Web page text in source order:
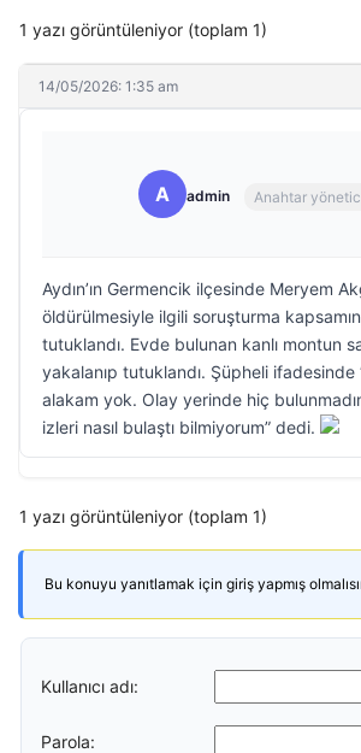
1 yazı görüntüleniyor (toplam 1)
14/05/2026: 1:35 am
A admin Anahtar
Aydın’ın Germencik ilçesinde Meryem
öldürülmesiyle ilgili soruşturma
tutuklandı. Evde bulunan kanlı montun
yakalanıp tutuklandı. Şüpheli ifadesinde
alakam yok. Olay yerinde hiç
izleri nasıl bulaştı bilmiyorum” dedi.
1 yazı görüntüleniyor (toplam 1)
Bu konuyu yanıtlamak için giriş yapmış
Kullanıcı adı:
Parola: